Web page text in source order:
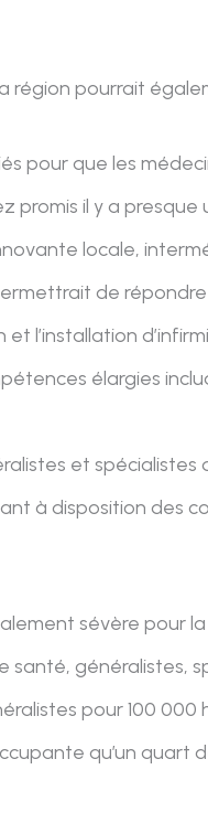
région pourrait
pour que les
promis il y a presque
locale,
de
l’installation
élargies
et
à disposition des
sévère pour
santé, généralistes,
pour 100 000
qu’un quart